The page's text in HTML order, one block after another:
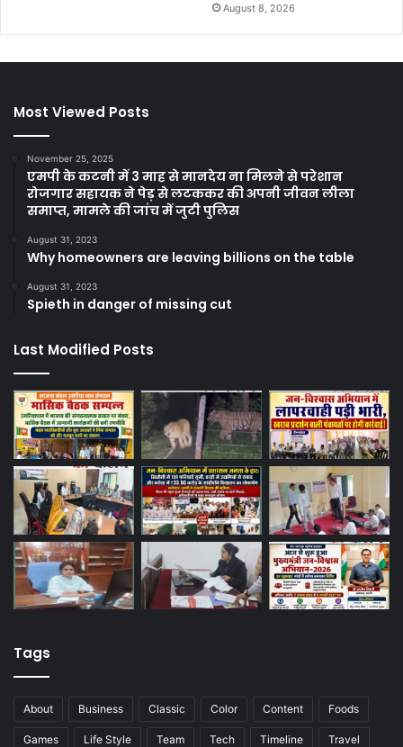
August 8, 2026
Most Viewed Posts
November 25, 2025
एमपी के कटनी में 3 माह से मानदेय ना मिलने से परेशान
रोजगार सहायक ने पेड़ से लटककर की अपनी जीवन लीला
समाप्त, मामले की जांच में जुटी पुलिस
August 31, 2023
Why homeowners are leaving billions on the table
August 31, 2023
Spieth in danger of missing cut
Last Modified Posts
Tags
About Business Classic Color Content Foods
Games Life Style Team Tech Timeline Travel